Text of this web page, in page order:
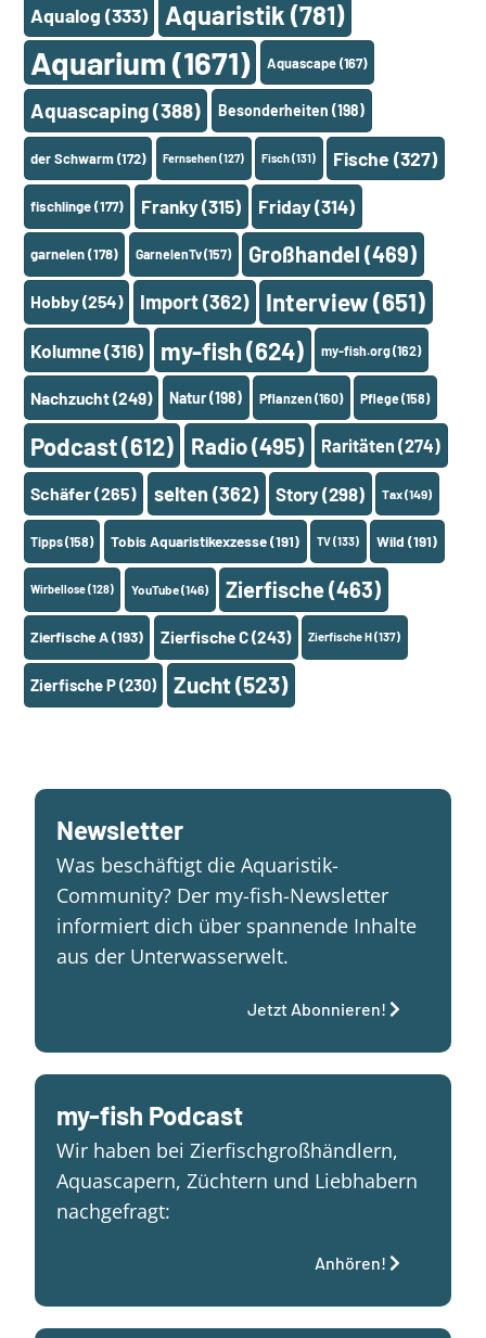
Aqualog (333) Aquaristik (781)
Aquarium (1671) Aquascape(167)
Aquascaping(388) Besonderheiten (198)
der Schwarm(172) Fernsehen(127) Fisch(131) Fische (327)
fischlinge(177) Franky(315) Friday(314)
garnelen(178) GarnelenTv(157) Großhandel (469)
Hobby(254) Import(362) Interview(651)
Kolumne(316) my-fish(624) my-fish.org(162)
Nachzucht(249) Natur(198) Pflanzen(160) Pflege(158)
Podcast(612) Radio(495) Raritäten (274)
Schäfer(265) selten (362) Story (298) Tax(149)
Tipps(158) Tobis Aquaristikexzesse(191) TV(133) Wild (191)
Wirbellose(128) YouTube(146) Zierfische(463)
Zierfische A(193) Zierfische C(243) Zierfische H(137)
Zierfische P(230) Zucht(523)
Newsletter
Was beschäftigt die Aquaristik-
Community? Der my-fish-Newsletter
informiert dich über spannende Inhalte
aus der Unterwasserwelt.
Jetzt Abonnieren!
my-fish Podcast
Wir haben bei Zierfischgroßhändlern,
Aquascapern, Züchtern und Liebhabern
nachgefragt:
Anhören!